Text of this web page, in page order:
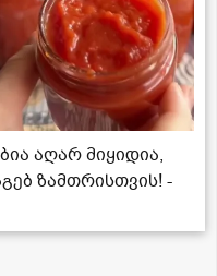
აღარ მიყიდია,
ზამთრისთვის! -